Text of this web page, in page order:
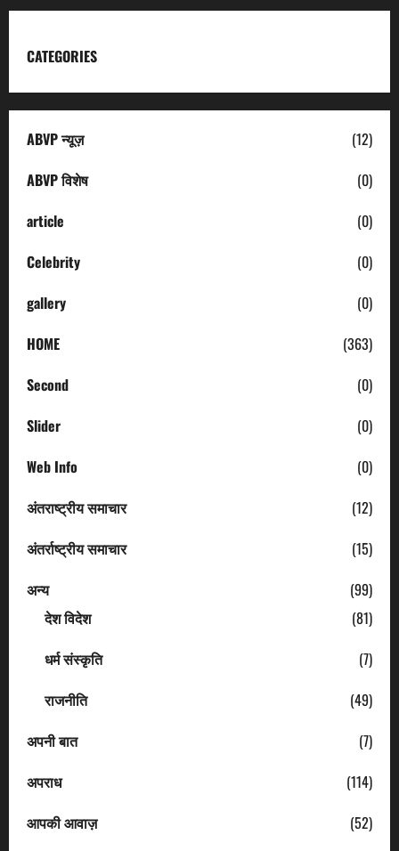
CATEGORIES
ABVP न्यूज़
(12)
ABVP विशेष
(0)
article
(0)
Celebrity
(0)
gallery
(0)
HOME
(363)
Second
(0)
Slider
(0)
Web Info
(0)
अंतराष्ट्रीय समाचार
(12)
अंतर्राष्ट्रीय समाचार
(15)
अन्य
(99)
देश विदेश
(81)
धर्म संस्कृति
(7)
राजनीति
(49)
अपनी बात
(7)
अपराध
(114)
आपकी आवाज़
(52)